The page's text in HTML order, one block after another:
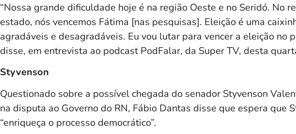
“Nossa grande dificuldade hoje é na região Oeste e no Seridó. No
estado, nós vencemos Fátima [nas pesquisas]. Eleição é uma
agradáveis e desagradáveis. Eu vou lutar para vencer a eleição no
disse, em entrevista ao podcast PodFalar, da Super TV, desta
Styvenson
Questionado sobre a possível chegada do senador Styvenson
na disputa ao Governo do RN, Fábio Dantas disse que espera que
“enriqueça o processo democrático”.